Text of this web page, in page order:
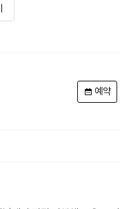
예약